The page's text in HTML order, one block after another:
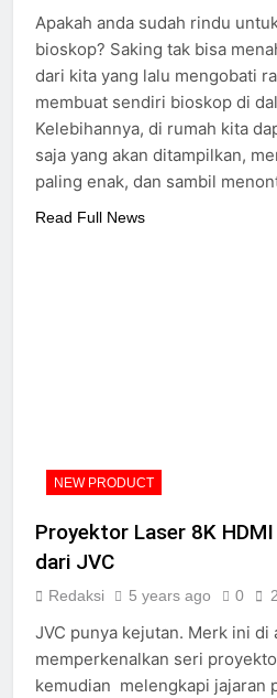
Apakah anda sudah rindu
bioskop? Saking tak bisa
dari kita yang lalu mengobati
membuat sendiri bioskop di
Kelebihannya, di rumah kita
saja yang akan ditampilkan,
paling enak, dan sambil
Read Full News
NEW PRODUCT
Proyektor Laser 8K
dari JVC
Redaksi 5 years ago 0
JVC punya kejutan. Merk ini di
memperkenalkan seri
kemudian melengkapi jajaran